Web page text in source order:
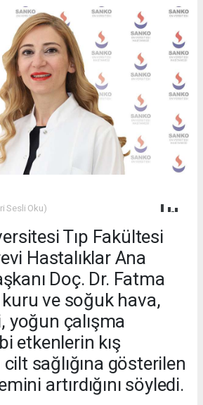
Sesli Oku)
Tıp Fakültesi
Hastalıklar Ana
Doç. Dr. Fatma
kuru ve soğuk hava,
yoğun çalışma
etkenlerin kış
cilt sağlığına gösterilen
artırdığını söyledi.